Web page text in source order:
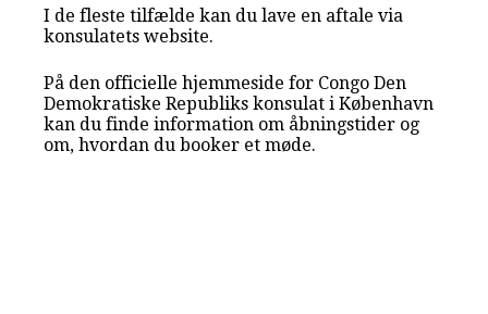
I de fleste tilfælde kan du lave en aftale via
konsulatets website.
På den officielle hjemmeside for Congo Den
Demokratiske Republiks konsulat i København
kan du finde information om åbningstider og
om, hvordan du booker et møde.